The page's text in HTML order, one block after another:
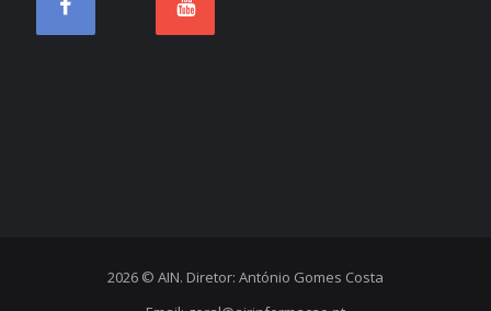
2026 © AIN. Diretor: António Gomes Costa